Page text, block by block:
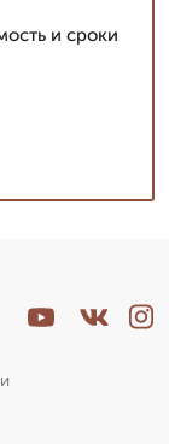
и сроки